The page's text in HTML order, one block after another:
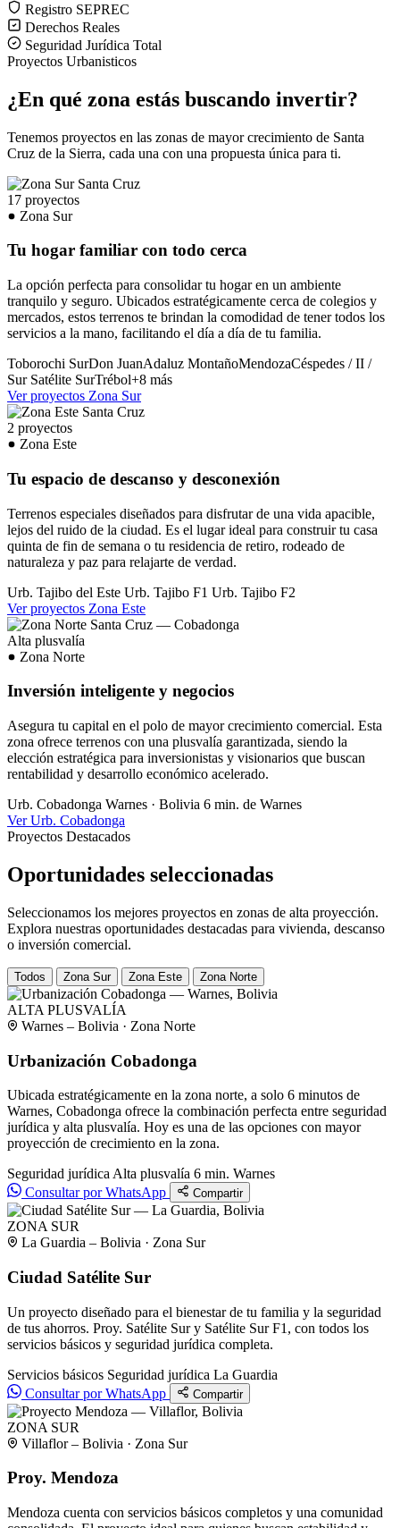
Registro SEPREC
Derechos Reales
Seguridad Jurídica Total
Proyectos Urbanisticos
¿En qué zona estás buscando invertir?
Tenemos proyectos en las zonas de mayor crecimiento de Santa
Cruz de la Sierra, cada una con una propuesta única para ti.
17 proyectos
Zona Sur
Tu hogar familiar con todo cerca
La opción perfecta para consolidar tu hogar en un ambiente
tranquilo y seguro. Ubicados estratégicamente cerca de colegios y
mercados, estos terrenos te brindan la comodidad de tener todos los
servicios a la mano, facilitando el día a día de tu familia.
Toborochi SurDon JuanAdaluz MontañoMendozaCéspedes / II /
Sur Satélite SurTrébol+8 más
Ver proyectos Zona Sur
2 proyectos
Zona Este
Tu espacio de descanso y desconexión
Terrenos especiales diseñados para disfrutar de una vida apacible,
lejos del ruido de la ciudad. Es el lugar ideal para construir tu casa
quinta de fin de semana o tu residencia de retiro, rodeado de
naturaleza y paz para relajarte de verdad.
Urb. Tajibo del Este Urb. Tajibo F1 Urb. Tajibo F2
Ver proyectos Zona Este
Alta plusvalía
Zona Norte
Inversión inteligente y negocios
Asegura tu capital en el polo de mayor crecimiento comercial. Esta
zona ofrece terrenos con una plusvalía garantizada, siendo la
elección estratégica para inversionistas y visionarios que buscan
rentabilidad y desarrollo económico acelerado.
Urb. Cobadonga Warnes · Bolivia 6 min. de Warnes
Ver Urb. Cobadonga
Proyectos Destacados
Oportunidades seleccionadas
Seleccionamos los mejores proyectos en zonas de alta proyección.
Explora nuestras oportunidades destacadas para vivienda, descanso
o inversión comercial.
Todos Zona Sur Zona Este Zona Norte
ALTA PLUSVALÍA
Warnes – Bolivia · Zona Norte
Urbanización Cobadonga
Ubicada estratégicamente en la zona norte, a solo 6 minutos de
Warnes, Cobadonga ofrece la combinación perfecta entre seguridad
jurídica y alta plusvalía. Hoy es una de las opciones con mayor
proyección de crecimiento en la zona.
Seguridad jurídica Alta plusvalía 6 min. Warnes
Consultar por WhatsApp
Compartir
ZONA SUR
La Guardia – Bolivia · Zona Sur
Ciudad Satélite Sur
Un proyecto diseñado para el bienestar de tu familia y la seguridad
de tus ahorros. Proy. Satélite Sur y Satélite Sur F1, con todos los
servicios básicos y seguridad jurídica completa.
Servicios básicos Seguridad jurídica La Guardia
Consultar por WhatsApp
Compartir
ZONA SUR
Villaflor – Bolivia · Zona Sur
Proy. Mendoza
Mendoza cuenta con servicios básicos completos y una comunidad